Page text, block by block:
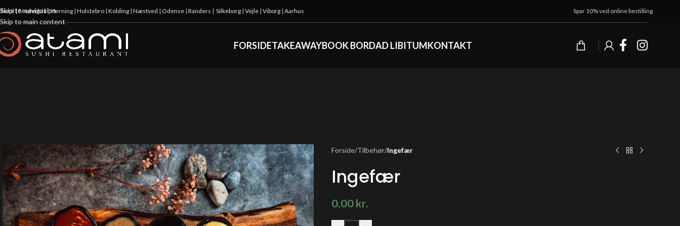
Skip to navigation
Skip to main content
|Fredericia|Herning | Holstebro | Kolding | Næstved | Odense | Randers | Silkeborg | Vejle | Viborg | Aarhus Spar 10% ved online bestilling
FORSIDETAKEAWAYBOOK BORDAD LIBITUMKONTAKT
Forside/Tilbehør/Ingefær
Ingefær
0,00kr.